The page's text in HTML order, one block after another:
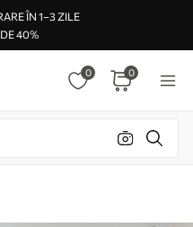
ÎN 1–3 ZILE
40%
0 0